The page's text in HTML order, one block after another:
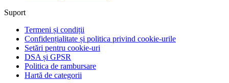
Suport
Termeni și condiții
Confidențialitate și politica privind cookie-urile
Setări pentru cookie-uri
DSA și GPSR
Politica de rambursare
Hartă de categorii